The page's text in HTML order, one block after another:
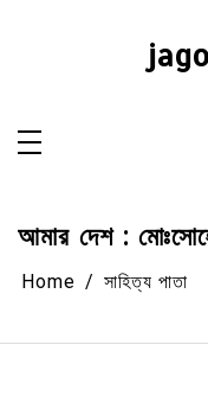
আমার দেশ :
Home সাহিত্য পাতা